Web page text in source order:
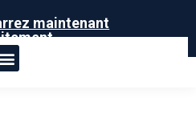
maintenant